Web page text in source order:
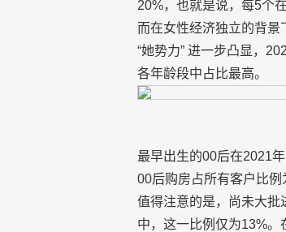
20%，也就是说，每5个
而在女性经济独立的背景
“她势力” 进一步凸显，
各年龄段中占比最高。
最早出生的00后在2021
00后购房占所有客户比例
值得注意的是，尚未大
中，这一比例仅为13%